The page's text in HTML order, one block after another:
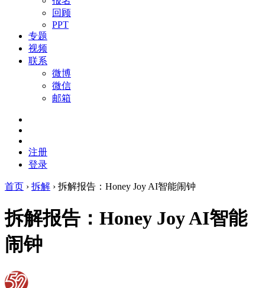
回顾
PPT
专题
视频
联系
微博
微信
邮箱
注册
登录
首页 › 拆解 › 拆解报告：Honey Joy AI智能闹钟
拆解报告：Honey Joy AI智能
闹钟